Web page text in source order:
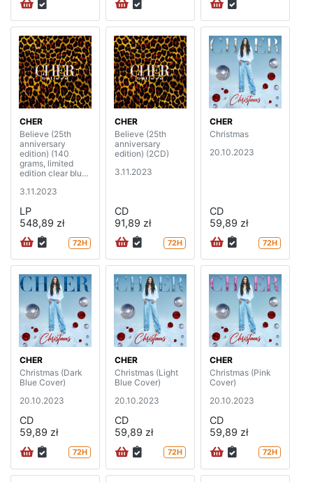
CHER
Believe (25th
anniversary
edition) (140
grams, limited
edition clear blue
3.11.2023
LP
548,89 zł
72H
CHER
Believe (25th
anniversary
edition) (2CD)
3.11.2023
CD
91,89 zł
72H
CHER
Christmas
20.10.2023
CD
59,89 zł
72H
CHER
Christmas (Dark
Blue Cover)
20.10.2023
CD
59,89 zł
72H
CHER
Christmas (Light
Blue Cover)
20.10.2023
CD
59,89 zł
72H
CHER
Christmas (Pink
Cover)
20.10.2023
CD
59,89 zł
72H